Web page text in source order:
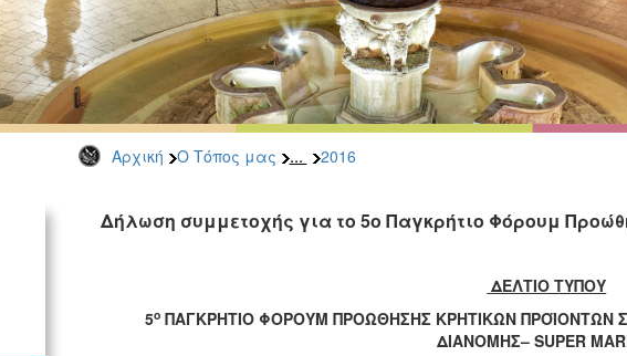
Αρχική Ο Τόπος μας ... 2016
Δήλωση συμμετοχής για το 5ο Παγκρήτιο Φόρουμ
ΔΕΛΤΙΟ ΤΥΠΟΥ
5ο ΠΑΓΚΡΗΤΙΟ ΦΟΡΟΥΜ ΠΡΟΩΘΗΣΗΣ ΚΡΗΤΙΚΩΝ ΠΡΟΪΟΝΤΩΝ
ΔΙΑΝΟΜΗΣ– SUPER